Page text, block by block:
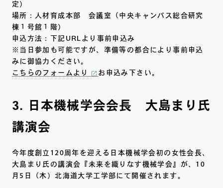
定）
場所：人材育成本部 会議室（中央キャンパス総合研究
棟１号館１階）
申込方法：下記URLより事前申込み
※当日参加も可能ですが、準備等の都合により事前申込
みに御協力ください。
こちらのフォームより
お申込み下さい。
3. 日本機械学会会長 大島まり氏
講演会
今年度創立120周年を迎える日本機械学会初の女性会長、
大島まり氏の講演会『未来を織りなす機械学会』が、10
月5日（木）北海道大学工学部にて開催されます。